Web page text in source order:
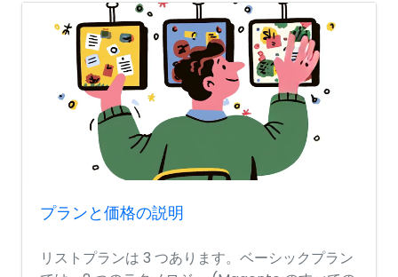
プランと価格の説明
リストプランは 3 つあります。ベーシックプラン